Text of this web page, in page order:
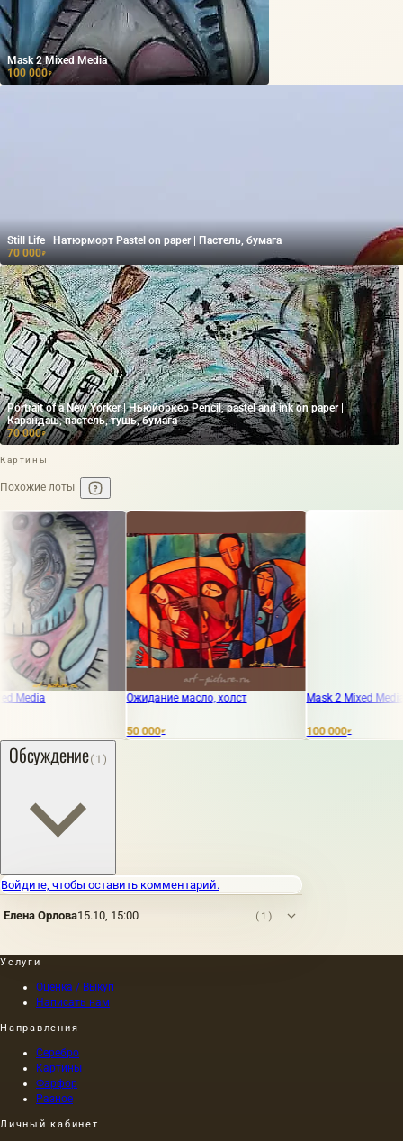
Mask 2 Mixed Media
100 000₽
Still Life | Натюрморт Pastel on paper | Пастель, бумага
70 000₽
Portrait of a New Yorker | Ньюйоркер Pencil, pastel and ink on paper |
Карандаш, пастель, тушь, бумага
70 000₽
Картины
Похожие лоты
Ожидание масло, холст Mask 2 Mixed Media
Обсуждение(1)
Войдите, чтобы оставить комментарий.
Елена Орлова15.10, 15:00 (1)
Услуги
Оценка / Выкуп
Написать нам
Направления
Серебро
Картины
Фарфор
Разное
Личный кабинет